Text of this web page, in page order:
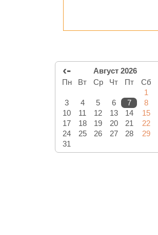
‹- Август 2026
Пн Вт Ср Чт Пт Сб
1
3
4 5 6 7 8
10
11 12 13 14 15
17
18 19 20 21 22
24
25 26 27 28 29
31